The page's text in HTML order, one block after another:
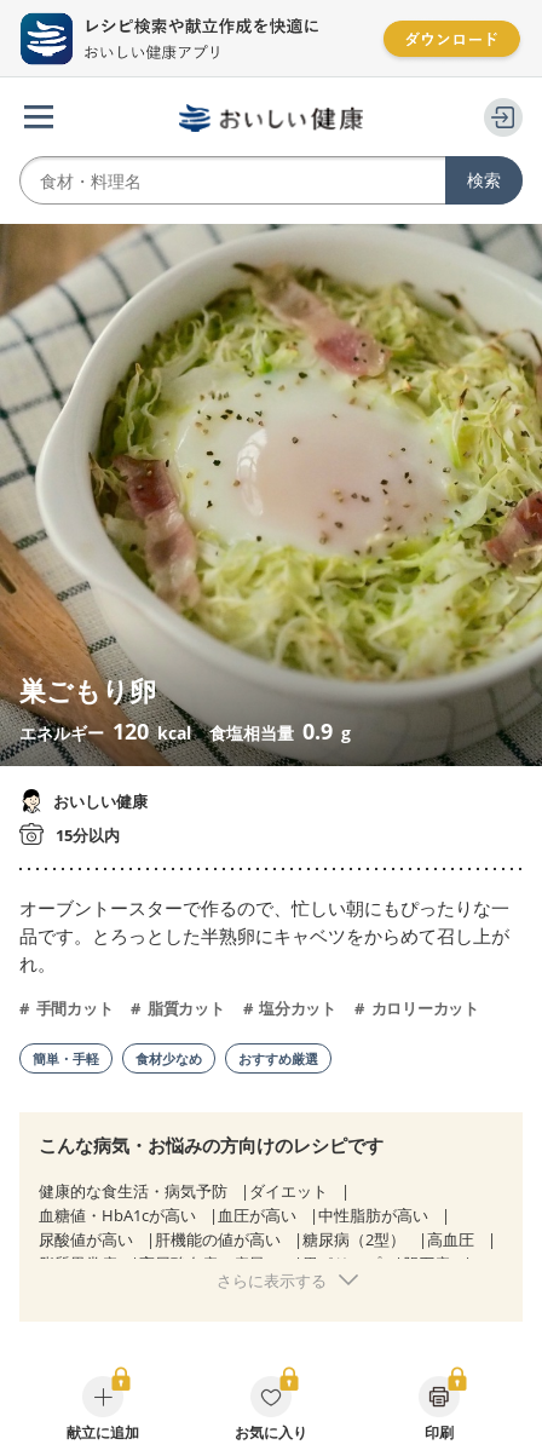
巣ごもり卵
エネルギー 120 kcal 食塩相当量 0.9 g
おいしい健康
15分以内
オーブントースターで作るので、忙しい朝にもぴったりな一
品です。とろっとした半熟卵にキャベツをからめて召し上が
れ。
手間カット 脂質カット 塩分カット カロリーカット
簡単・手軽 食材少なめ おすすめ厳選
こんな病気・お悩みの方向けのレシピです
健康的な食生活・病気予防
ダイエット
血糖値・HbA1cが高い
血圧が高い
中性脂肪が高い
尿酸値が高い
肝機能の値が高い 糖尿病（2型）
高血圧
脂質異常症
高尿酸血症（痛風） 胃ポリープ
胆石症
過敏性腸症候群（IBS）
乳がん治療を終えた方・経過観察中の方など
飲み込みにくい
味の感じ方が変わった
食欲がない
産後（ミルク）
骨粗しょう症
関節リウマチ
さらに表示する
献立に追加 お気に入り 印刷